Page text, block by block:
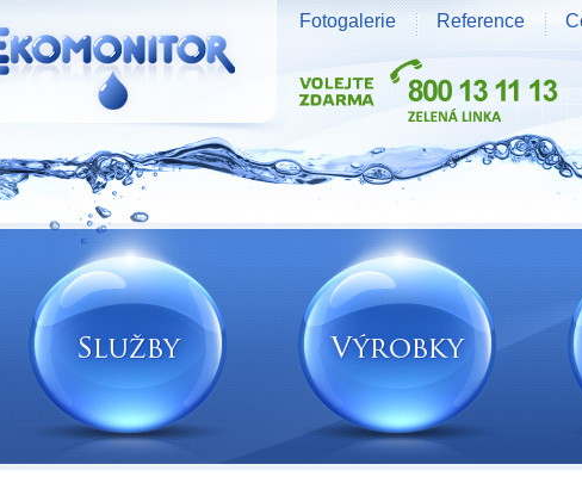
Vodní zdroje Ekomonitor spol. s r.o.
Fotogalerie Reference